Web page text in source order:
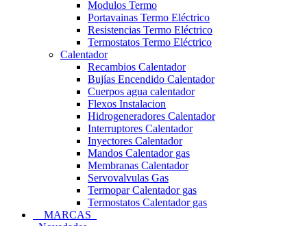
Modulos Termo
Portavainas Termo Eléctrico
Resistencias Termo Eléctrico
Termostatos Termo Eléctrico
Calentador
Recambios Calentador
Bujías Encendido Calentador
Cuerpos agua calentador
Flexos Instalacion
Hidrogeneradores Calentador
Interruptores Calentador
Inyectores Calentador
Mandos Calentador gas
Membranas Calentador
Servovalvulas Gas
Termopar Calentador gas
Termostatos Calentador gas
MARCAS